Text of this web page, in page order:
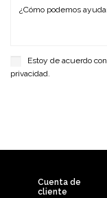
Estoy de acuerdo
privacidad.
Cuenta de
cliente